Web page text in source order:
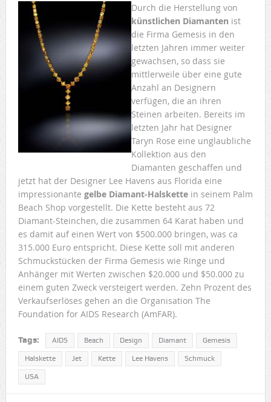
Durch die Herstellung von
künstlichen Diamanten ist
die Firma Gemesis in den
letzten Jahren immer weiter
gewachsen, so dass sie
mittlerweile über eine gute
Anzahl an Designern
verfügen, die an ihren
Steinen arbeiten. Bereits im
letzten Jahr hat Designer
Taryn Rose eine unglaubliche
Kollektion aus den
Diamanten geschaffen und
jetzt hat der Designer Lee Havens aus Florida eine
impressionante gelbe Diamant-Halskettein seinem Palm
Beach Shop vorgestellt. Die Kette besteht aus 72
Diamant-Steinchen, die zusammen 64 Karat haben und
es damit auf einen Wert von $500.000 bringen, was ca
315.000 Euro entspricht. Diese Kette soll mit anderen
Schmuckstücken der Firma Gemesis wie Ringe und
Anhänger mit Werten zwischen $20.000 und $50.000 zu
einem guten Zweck versteigert werden. Zehn Prozent des
Verkaufserlöses gehen an die Organisation The
Foundation for AIDS Research (AmFAR).
Tags: AIDS Beach Design Diamant Gemesis
Halskette Jet Kette Lee Havens Schmuck
USA